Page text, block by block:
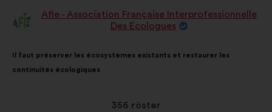
Förslag
Afie - Association Française Interprofessionnelle
Des Ecologues
i
förslaget:
Il faut préserver les écosystèmes existants et restaurer les
continuités écologiques
Det
356 röster
på: